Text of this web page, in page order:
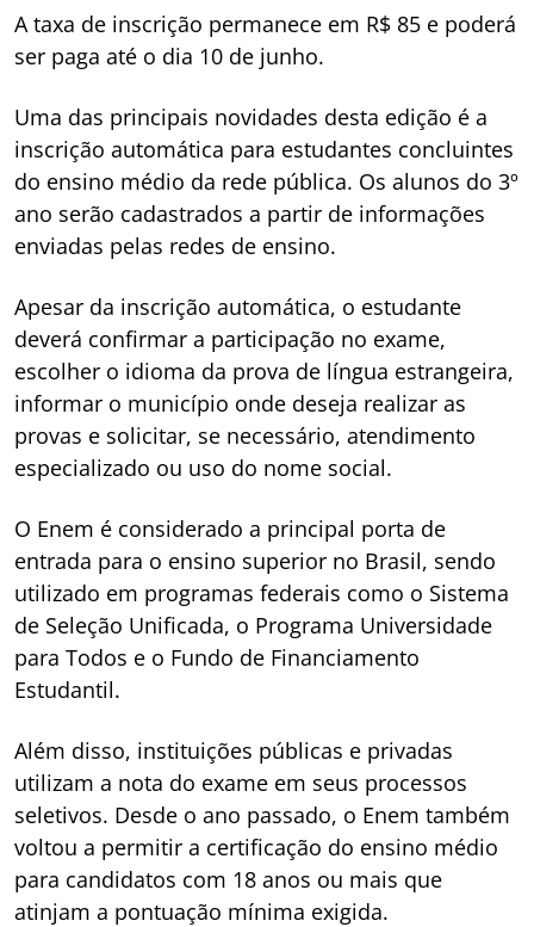
A taxa de inscrição permanece em R$ 85 e poderá
ser paga até o dia 10 de junho.
Uma das principais novidades desta edição é a
inscrição automática para estudantes concluintes
do ensino médio da rede pública. Os alunos do 3º
ano serão cadastrados a partir de informações
enviadas pelas redes de ensino.
Apesar da inscrição automática, o estudante
deverá confirmar a participação no exame,
escolher o idioma da prova de língua estrangeira,
informar o município onde deseja realizar as
provas e solicitar, se necessário, atendimento
especializado ou uso do nome social.
O Enem é considerado a principal porta de
entrada para o ensino superior no Brasil, sendo
utilizado em programas federais como o Sistema
de Seleção Unificada, o Programa Universidade
para Todos e o Fundo de Financiamento
Estudantil.
Além disso, instituições públicas e privadas
utilizam a nota do exame em seus processos
seletivos. Desde o ano passado, o Enem também
voltou a permitir a certificação do ensino médio
para candidatos com 18 anos ou mais que
atinjam a pontuação mínima exigida.